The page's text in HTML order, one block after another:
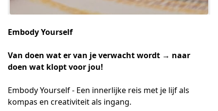
Embody Yourself
Van doen wat er van je verwacht wordt → naar
doen wat klopt voor jou!
Embody Yourself - Een innerlijke reis met je lijf als
kompas en creativiteit als ingang.